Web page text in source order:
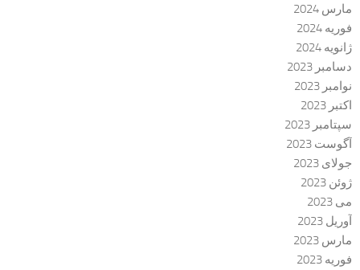
مارس 2024
فوریه 2024
ژانویه 2024
دسامبر 2023
نوامبر 2023
اکتبر 2023
سپتامبر 2023
آگوست 2023
جولای 2023
ژوئن 2023
می 2023
آوریل 2023
مارس 2023
فوریه 2023